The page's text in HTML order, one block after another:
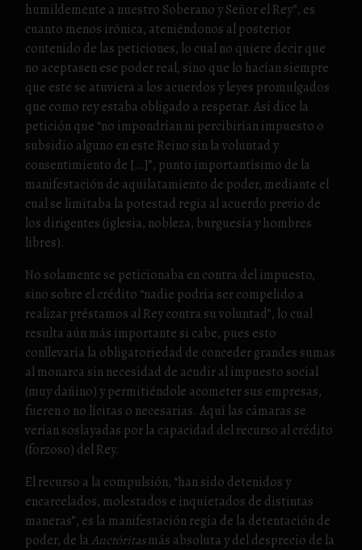
humildemente a nuestro Soberano y Señor el Rey”, es
cuanto menos irónica, ateniéndonos al posterior
contenido de las peticiones, lo cual no quiere decir que
no aceptasen ese poder real, sino que lo hacían siempre
que este se atuviera a los acuerdos y leyes promulgados
que como rey estaba obligado a respetar. Así dice la
petición que “no impondrían ni percibirían impuesto o
subsidio alguno en este Reino sin la voluntad y
consentimiento de […]”, punto importantísimo de la
manifestación de aquilatamiento de poder, mediante el
cual se limitaba la potestad regia al acuerdo previo de
los dirigentes (iglesia, nobleza, burguesía y hombres
libres).
No solamente se peticionaba en contra del impuesto,
sino sobre el crédito “nadie podría ser compelido a
realizar préstamos al Rey contra su voluntad”, lo cual
resulta aún más importante si cabe, pues esto
conllevaría la obligatoriedad de conceder grandes sumas
al monarca sin necesidad de acudir al impuesto social
(muy dañino) y permitiéndole acometer sus empresas,
fueren o no lícitas o necesarias. Aquí las cámaras se
verían soslayadas por la capacidad del recurso al crédito
(forzoso) del Rey.
El recurso a la compulsión, “han sido detenidos y
encarcelados, molestados e inquietados de distintas
maneras”, es la manifestación regia de la detentación de
poder, de laAuctóritasmás absoluta y del desprecio de la